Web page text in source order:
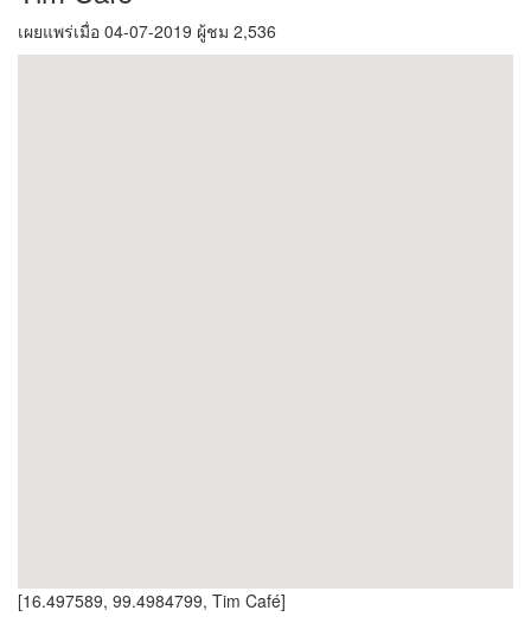
เผยแพร่เมื่อ 04-07-2019 ผู้ชม 2,536
[16.497589, 99.4984799, Tim Café]